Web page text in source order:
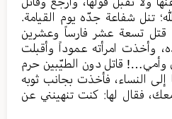
تنل شفاعة جدّه يوم القيامة.
تسعة عشر فارساً وعشرين
وأخذت امرأته عموداً وأقبلت
قاتل دون الطيّبين حرم
إلى النساء، فأخذت بجانب ثوبه
فقال لها: كنت تنهينني عن